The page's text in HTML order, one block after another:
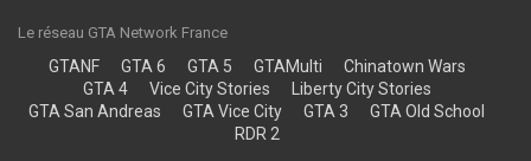
Le réseau GTA Network France
GTANF GTA 6 GTA 5 GTAMulti
Chinatown Wars
GTA 4
Vice City Stories
Liberty City Stories
GTA San Andreas
GTA Vice City GTA 3
GTA Old School
RDR 2